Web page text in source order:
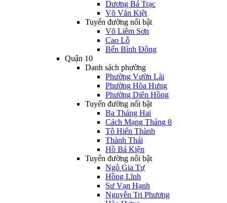
Dương Bá Trạc
Võ Văn Kiệt
Tuyến đường nổi bật
Võ Liêm Sơn
Cao Lỗ
Bến Bình Đông
Quận 10
Danh sách phường
Phường Vườn Lài
Phường Hòa Hưng
Phường Diên Hồng
Tuyến đường nổi bật
Ba Tháng Hai
Cách Mạng Tháng 8
Tô Hiến Thành
Thành Thái
Hồ Bá Kiện
Tuyến đường nổi bật
Ngô Gia Tự
Hồng Lĩnh
Sư Vạn Hạnh
Nguyễn Tri Phương